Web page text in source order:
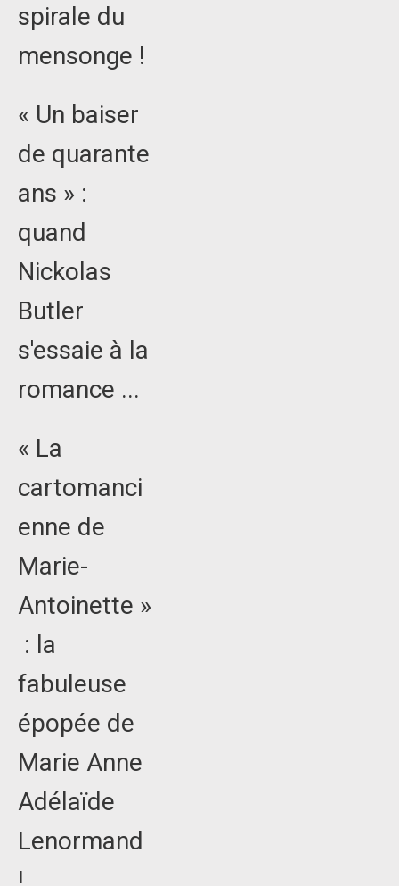
spirale du
mensonge !
« Un baiser
de quarante
ans » :
quand
Nickolas
Butler
s'essaie à la
romance ...
« La
cartomanci
enne de
Marie-
Antoinette »
: la
fabuleuse
épopée de
Marie Anne
Adélaïde
Lenormand
!